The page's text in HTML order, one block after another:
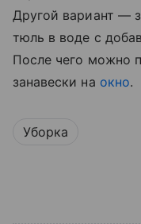
Другой вариант —
тюль в воде с
После чего можно
занавески на окно.
Уборка